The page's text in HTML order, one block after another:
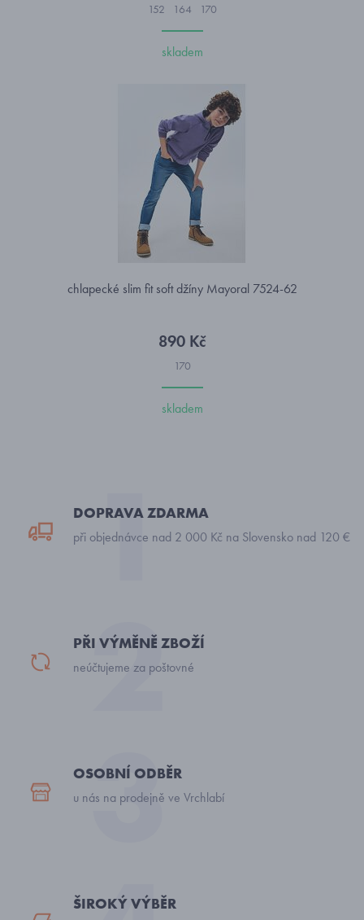
152 164 170
skladem
chlapecké slim fit soft džíny Mayoral 7524-62
890 Kč
170
skladem
DOPRAVA ZDARMA
při objednávce nad 2 000 Kč na Slovensko nad 120 €
PŘI VÝMĚNĚ ZBOŽÍ
neúčtujeme za poštovné
OSOBNÍ ODBĚR
u nás na prodejně ve Vrchlabí
ŠIROKÝ VÝBĚR